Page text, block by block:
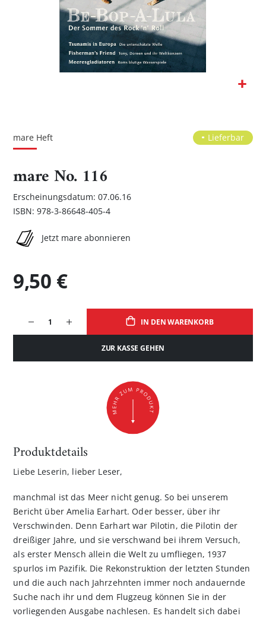
Bildgalerie
mare Heft Lieferbar
mare No. 116
Erscheinungsdatum: 07.06.16
ISBN: 978-3-86648-405-4
Jetzt mare abonnieren
IN DEN WARENKORB
ZUR KASSE GEHEN
9,50 €
Produktdetails
Liebe Leserin, lieber Leser,
manchmal ist das Meer nicht genug. So bei unserem
Bericht über Amelia Earhart. Oder besser, über ihr
Verschwinden. Denn Earhart war Pilotin, die Pilotin der
dreißiger Jahre, und sie verschwand bei ihrem Versuch,
als erster Mensch allein die Welt zu umfliegen, 1937
spurlos im Pazifik. Die Rekonstruktion der letzten Stunden
und die auch nach Jahrzehnten immer noch andauernde
Suche nach ihr und dem Flugzeug können Sie in der
vorliegenden Ausgabe nachlesen. Es handelt sich dabei